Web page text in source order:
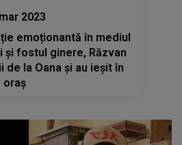
2023
emoționantă în mediul
și fostul ginere, Răzvan
de la Oana și au ieșit în
oraș